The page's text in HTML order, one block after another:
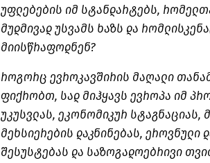
უფლებების იმ სტანდარტებს,
მუდმივად უსვამს ხაზს და
მიისწრაფოდნენ?
როგორც ევროკავშირის მაღალი
ფიქრობთ, სად მიჰყავს ევროპა იმ
უკუსვლას, ეკონომიკურ სტაგნაციას,
მეხსიერების დაკნინებას, ეროვნული
შესუსტებას და საზოგადოებრივი